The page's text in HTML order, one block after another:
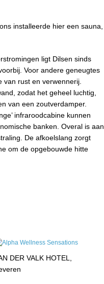
installeerde hier een sauna,
ligt Dilsen sinds
Voor andere geneugtes
rust en verwennerij.
zodat het geheel luchtig,
van een zoutverdamper.
infraroodcabine kunnen
banken. Overal is aan
De afkoelslang zorgt
om de opgebouwde hitte
DER VALK HOTEL,